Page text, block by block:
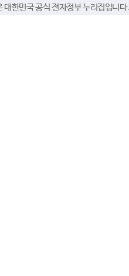
대한민국 공식 전자정부 누리집입니다.